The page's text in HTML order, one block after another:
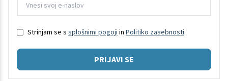
Strinjam se s splošnimi pogoji in Politiko zasebnosti.
PRIJAVI SE